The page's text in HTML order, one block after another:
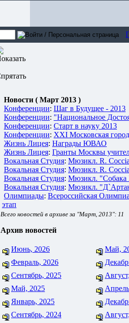
Новости ( Март 2013 )
Конференции: Шаг в Будущее - 2013
Конференции: "Национальное
Конференции: Старт в науку 2013
Конференции: XXI Московская
Жизнь Лицея: Награды ЮВАО
Жизнь Лицея: Гранты Москвы
Вокальная Студия: Мюзикл. R.
Вокальная Студия: Мюзикл. R.
Вокальная Студия: Мюзикл. "Собака
Вокальная Студия: Мюзикл.
Олимпиады: Всероссийская
этап
Всего новостей в архиве за "Март, 2013": 11
Архив новостей
Июнь, 2026
Май,
Февраль, 2026
Сентябрь, 2025
Май, 2025
Январь, 2025
Сентябрь, 2024